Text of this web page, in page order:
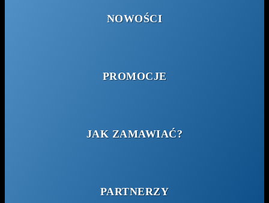
NOWOŚCI
PROMOCJE
JAK ZAMAWIAĆ?
PARTNERZY